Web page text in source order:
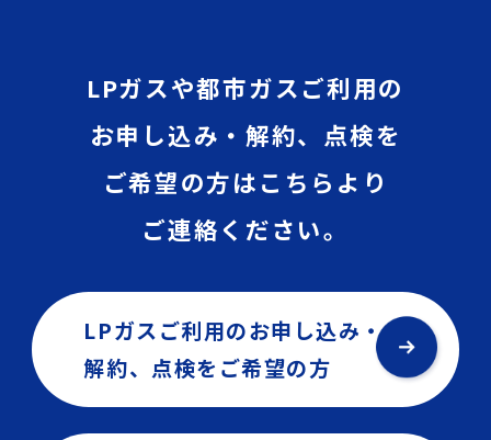
LPガスや都市ガスご利用の
お申し込み・解約、点検を
ご希望の方はこちらより
ご連絡ください。
LPガスご利用のお申し込み・
解約、点検を ご希望の方